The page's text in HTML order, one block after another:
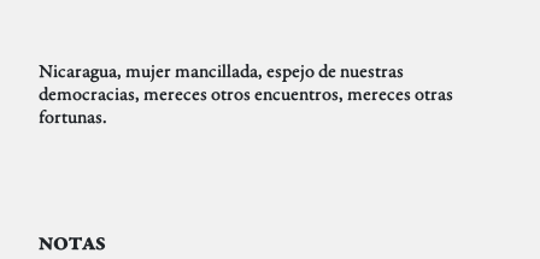
Nicaragua, mujer mancillada, espejo de nuestras
democracias, mereces otros encuentros, mereces otras
fortunas.
NOTAS